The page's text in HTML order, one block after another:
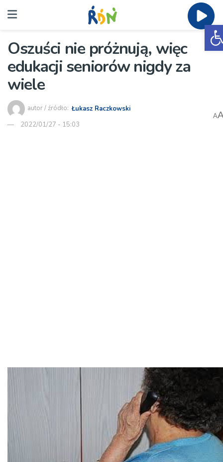
Oszuści nie próżnują, więc
edukacji seniorów nigdy za
wiele
autor / źródło: Łukasz Raczkowski
2022/01/27 - 15:03
A